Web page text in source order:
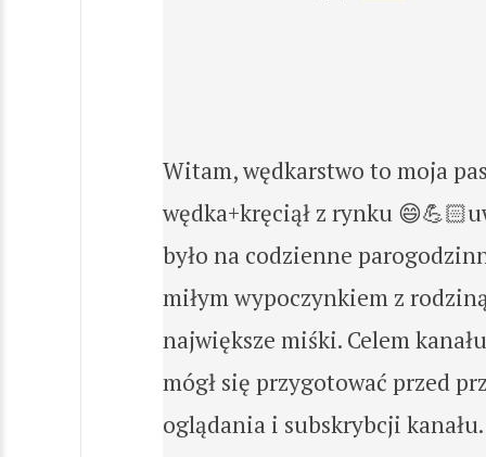
Witam, wędkarstwo to moja
wędka+kręciął z rynku
było na codzienne
miłym wypoczynkiem z
największe miśki. Celem
mógł się przygotować przed
oglądania i subskrybcji kanału.